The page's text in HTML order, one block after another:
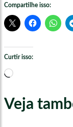
Compartilhe isso:
Curtir isso:
Carregando...
Veja